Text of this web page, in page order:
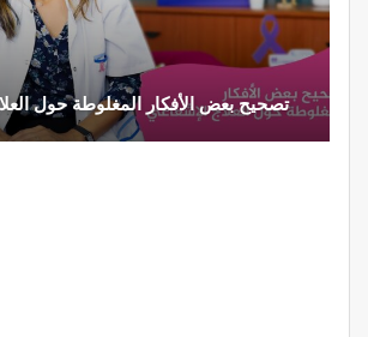
تصحيح بعض الأفكار المغلوطة حول